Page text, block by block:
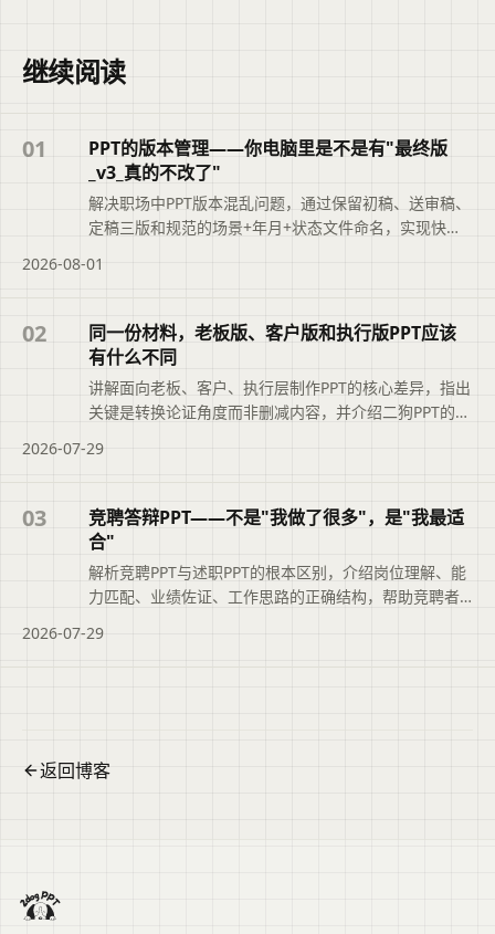
继续阅读
01
PPT的版本管理——你电脑里是不是有"最终版
_v3_真的不改了"
解决职场中PPT版本混乱问题，通过保留初稿、送审稿、
定稿三版和规范的场景+年月+状态文件命名，实现快速
2026-08-01
02
同一份材料，老板版、客户版和执行版PPT应该
有什么不同
讲解面向老板、客户、执行层制作PPT的核心差异，指出
关键是转换论证角度而非删减内容，并介绍二狗PPT的多
2026-07-29
03
竞聘答辩PPT——不是"我做了很多"，是"我最适
合"
解析竞聘PPT与述职PPT的根本区别，介绍岗位理解、能
力匹配、业绩佐证、工作思路的正确结构，帮助竞聘者
2026-07-29
返回博客